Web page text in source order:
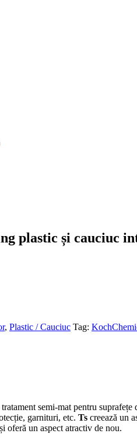
plastic și cauciuc
, Plastic / Cauciuc Tag:
tratament semi-mat pentru
garnituri, etc. Ts creează un
oferă un aspect atractiv de nou.